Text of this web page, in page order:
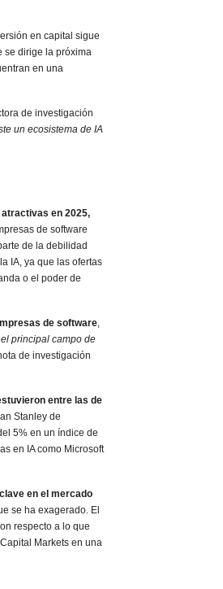
en capital sigue
se dirige la próxima
en una
de investigación
un ecosistema de IA
en 2025,
de software
de la debilidad
IA, ya que las ofertas
o el poder de
de software,
principal campo de
de investigación
entre las de
Stanley de
5% en un índice de
en IA como Microsoft
en el mercado
se ha exagerado. El
respecto a lo que
Markets en una